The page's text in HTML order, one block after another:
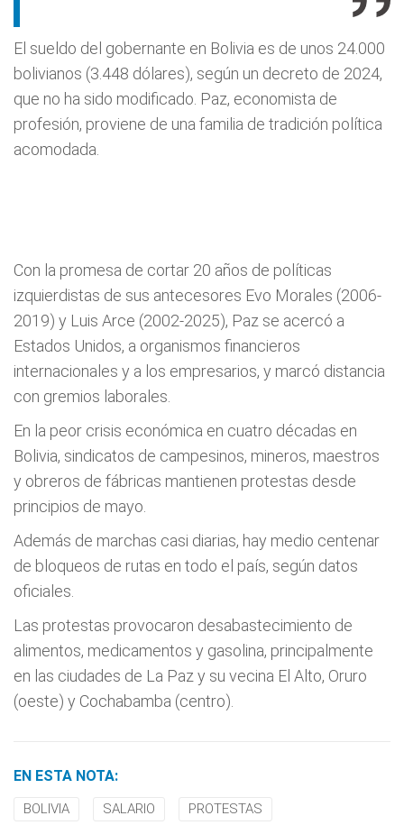
El sueldo del gobernante en Bolivia es de unos 24.000
bolivianos (3.448 dólares), según un decreto de 2024,
que no ha sido modificado. Paz, economista de
profesión, proviene de una familia de tradición política
acomodada.
Con la promesa de cortar 20 años de políticas
izquierdistas de sus antecesores Evo Morales (2006-
2019) y Luis Arce (2002-2025), Paz se acercó a
Estados Unidos, a organismos financieros
internacionales y a los empresarios, y marcó distancia
con gremios laborales.
En la peor crisis económica en cuatro décadas en
Bolivia, sindicatos de campesinos, mineros, maestros
y obreros de fábricas mantienen protestas desde
principios de mayo.
Además de marchas casi diarias, hay medio centenar
de bloqueos de rutas en todo el país, según datos
oficiales.
Las protestas provocaron desabastecimiento de
alimentos, medicamentos y gasolina, principalmente
en las ciudades de La Paz y su vecina El Alto, Oruro
(oeste) y Cochabamba (centro).
EN ESTA NOTA:
BOLIVIA SALARIO PROTESTAS